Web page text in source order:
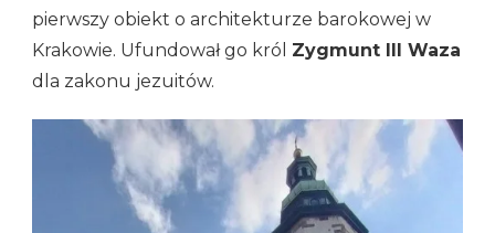
pierwszy obiekt o architekturze barokowej w
Krakowie. Ufundował go król Zygmunt III Waza
dla zakonu jezuitów.